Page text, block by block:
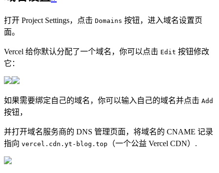
打开 Project Settings，点击 Domains 按钮，进入域名设置页
面。
Vercel 给你默认分配了一个域名，你可以点击 Edit 按钮修改
它：
如果需要绑定自己的域名，你可以输入自己的域名并点击 Add
按钮，
并打开域名服务商的 DNS 管理页面，将域名的 CNAME 记录
指向 vercel.cdn.yt-blog.top （一个公益 Vercel CDN）.